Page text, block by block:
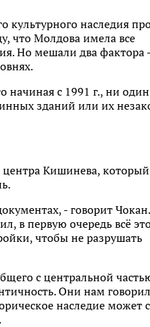
наследия
что Молдова имела все
Но мешали два фактора -
начиная с 1991 г., ни
зданий или их
центра Кишинева,
- говорит
в первую очередь всё
чтобы не разрушать
с центральной
Они нам
наследие может